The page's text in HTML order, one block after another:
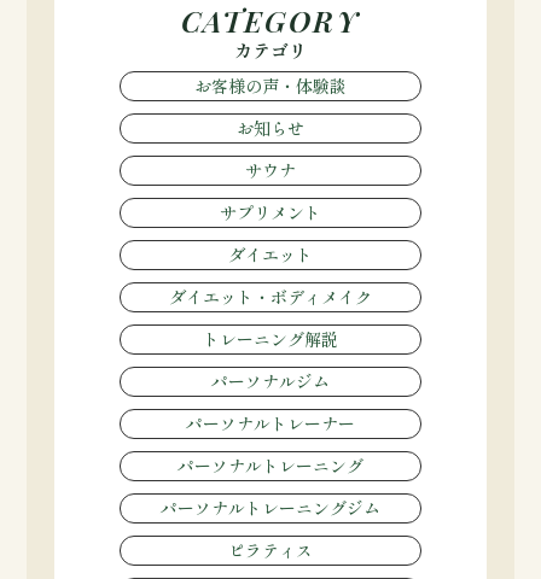
CATEGORY
カテゴリ
お客様の声・体験談
お知らせ
サウナ
サプリメント
ダイエット
ダイエット・ボディメイク
トレーニング解説
パーソナルジム
パーソナルトレーナー
パーソナルトレーニング
パーソナルトレーニングジム
ピラティス